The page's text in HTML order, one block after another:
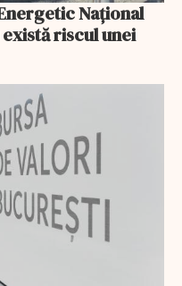
Național
riscul unei